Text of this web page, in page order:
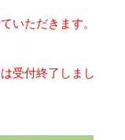
いただきます。
受付終了しまし